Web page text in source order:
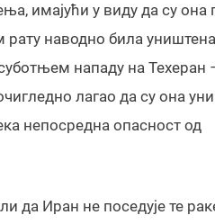
имајући у виду да су она
наводно била
нападу на Техеран
лагао да су она
непосредна опасност од
да Иран не поседује те